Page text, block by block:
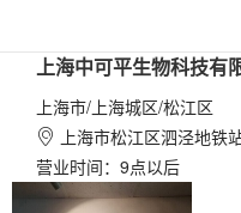
上海中可平生物科技有
上海市/上海城区/松江区

上海市松江区泗泾地铁
营业时间：9点以后